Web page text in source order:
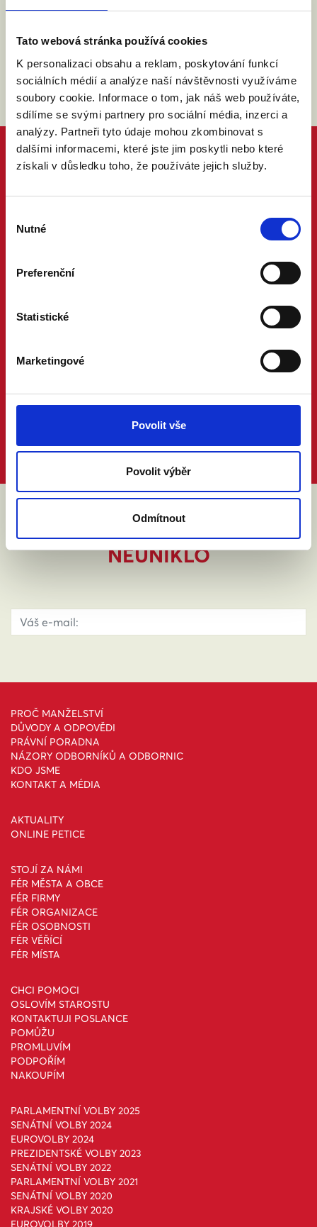
Tato webová stránka používá cookies
K personalizaci obsahu a reklam, poskytování funkcí
sociálních médií a analýze naší návštěvnosti využíváme
soubory cookie. Informace o tom, jak náš web používáte,
sdílíme se svými partnery pro sociální média, inzerci a
analýzy. Partneři tyto údaje mohou zkombinovat s
dalšími informacemi, které jste jim poskytli nebo které
získali v důsledku toho, že používáte jejich služby.
souhlasu
Nutné
Preferenční
Statistické
Marketingové
Povolit vše
Povolit výběr
Odmítnout
ABY VÁM O MANŽELSTVÍ NIC
NEUNIKLO
PROČ MANŽELSTVÍ
DŮVODY A ODPOVĚDI
PRÁVNÍ PORADNA
NÁZORY ODBORNÍKŮ A ODBORNIC
KDO JSME
KONTAKT A MÉDIA
AKTUALITY
ONLINE PETICE
STOJÍ ZA NÁMI
FÉR MĚSTA A OBCE
FÉR FIRMY
FÉR ORGANIZACE
FÉR OSOBNOSTI
FÉR VĚŘÍCÍ
FÉR MÍSTA
CHCI POMOCI
OSLOVÍM STAROSTU
KONTAKTUJI POSLANCE
POMŮŽU
PROMLUVÍM
PODPOŘÍM
NAKOUPÍM
PARLAMENTNÍ VOLBY 2025
SENÁTNÍ VOLBY 2024
EUROVOLBY 2024
PREZIDENTSKÉ VOLBY 2023
SENÁTNÍ VOLBY 2022
PARLAMENTNÍ VOLBY 2021
SENÁTNÍ VOLBY 2020
KRAJSKÉ VOLBY 2020
EUROVOLBY 2019